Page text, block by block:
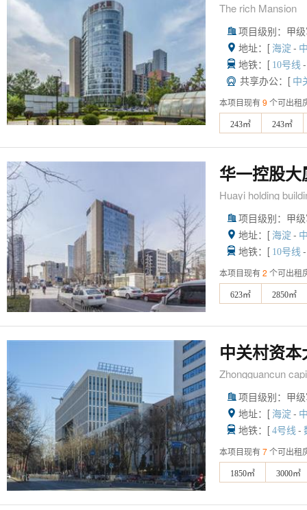
The rich Mansion
 项目级别：甲
 地址：[ 海淀 -
 地铁：[ 10号线 -
 共享办公：[ 中
本项目现有9 个可出租
243㎡ 243㎡
华一控股大
Huayi holding
 项目级别：甲
 地址：[ 海淀 -
 地铁：[ 10号线 -
本项目现有2 个可出租
623㎡ 2850㎡
中关村资本
Zhongguancun
 项目级别：甲
 地址：[ 海淀 -
 地铁：[ 4号线 -
本项目现有7个可出租
1850㎡ 3000㎡